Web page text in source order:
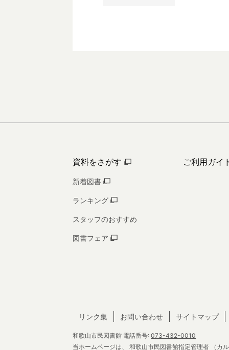
資料をさがす
新着図書
ランキング
スタッフのおすすめ
図書フェア
ご利用ガイ
和歌山市民図書館 電話番号: 073-432-0010
当ホームページは、
和歌山市民図書館指定管理者 （カ
リンク集 お問い合わせ サイトマップ